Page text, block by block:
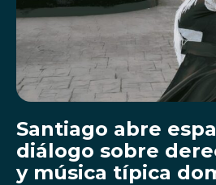
Santiago abre
diálogo sobre
y música típica